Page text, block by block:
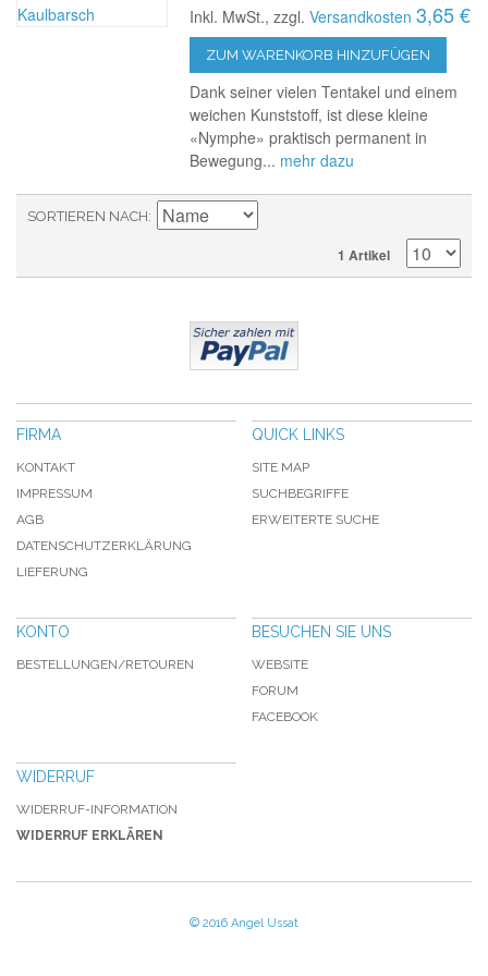
Inkl. MwSt., zzgl.Versandkosten 3,65 €
ZUM WARENKORB HINZUFÜGEN
Dank seiner vielen Tentakel und einem
weichen Kunststoff, ist diese kleine
«Nymphe» praktisch permanent in
Bewegung... mehr dazu
SORTIEREN NACH
1 Artikel
FIRMA
KONTAKT
IMPRESSUM
AGB
DATENSCHUTZERKLÄRUNG
LIEFERUNG
QUICK LINKS
SITE MAP
SUCHBEGRIFFE
ERWEITERTE SUCHE
KONTO
BESTELLUNGEN/RETOUREN
BESUCHEN SIE UNS
WEBSITE
FORUM
FACEBOOK
WIDERRUF
WIDERRUF-INFORMATION
WIDERRUF ERKLÄREN
© 2016 Angel Ussat